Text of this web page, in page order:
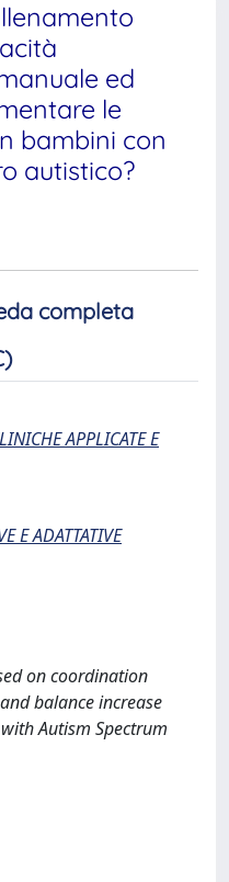
ed
le
bambini con
autistico?
completa
APPLICATE E
E ADATTATIVE
on coordination
balance increase
Autism Spectrum